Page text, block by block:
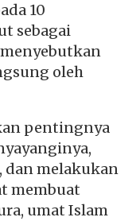
10
sebagai
menyebutkan
oleh
pentingnya
dan melakukan
membuat
umat Islam